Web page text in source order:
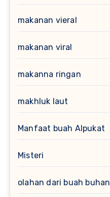
makanan vieral
makanan viral
makanna ringan
makhluk laut
Manfaat buah Alpukat
Misteri
olahan dari buah buhan